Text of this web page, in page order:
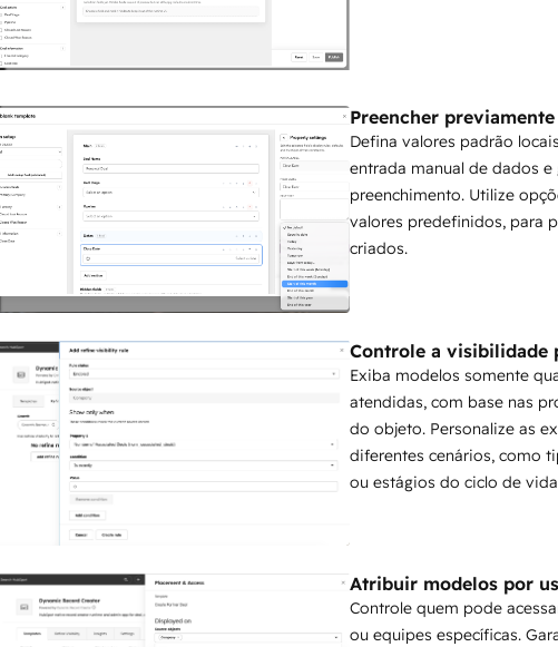
Preencher
Defina valores padrão
entrada manual de dados
preenchimento. Utilize
valores predefinidos, para
criados.
Controle a visibilidade
Exiba modelos somente
atendidas, com base nas
do objeto. Personalize as
diferentes cenários, como
ou estágios do ciclo de
Atribuir modelos por
Controle quem pode
ou equipes específicas.